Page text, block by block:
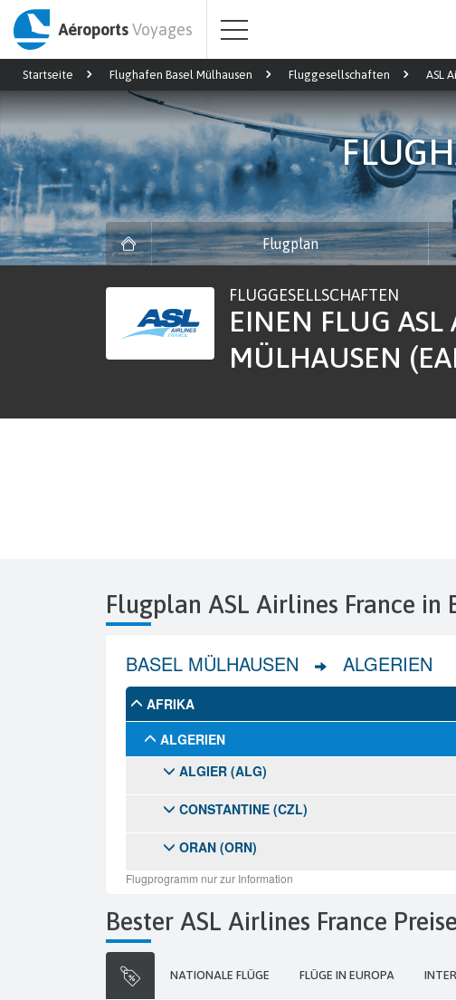
AéroportsVoyages
Startseite Flughafen Basel Mülhausen Fluggesellschaften ASL
Flugplan
FLUGGESELLSCHAFTEN
EINEN FLUG ASL
MÜLHAUSEN
Flugplan ASL Airlines France in
Bester ASL Airlines France
NATIONALE FLÜGE FLÜGE IN EUROPA